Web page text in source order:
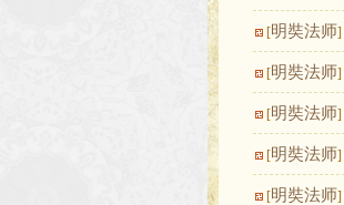
[明奘法师]
[明奘法师]
[明奘法师]
[明奘法师]
[明奘法师]